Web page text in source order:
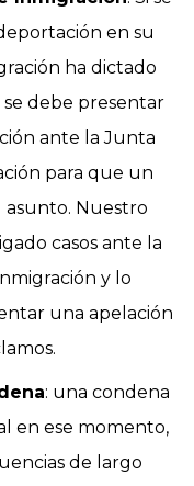
en su
ha dictado
se debe presentar
ante la Junta
para que un
Nuestro
casos ante la
y lo
una apelación
: una condena
en ese momento,
de largo